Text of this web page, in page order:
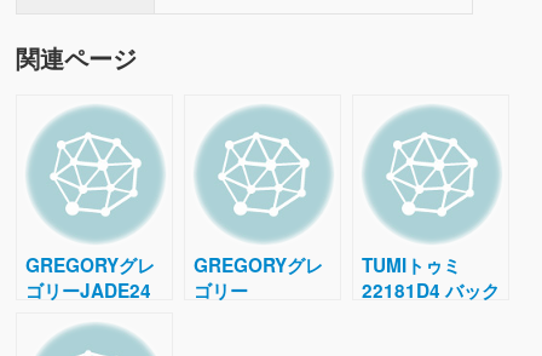
関連ページ
GREGORYグレ
ゴリーJADE24
ジェイド バック
パック買取価格
GREGORYグレ
ゴリー
TUMIトゥミ
22181D4 バック